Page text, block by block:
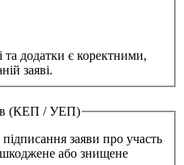
додатки є коректними,
заяві.
(КЕП / УЕП)
заяви про участь
або знищене